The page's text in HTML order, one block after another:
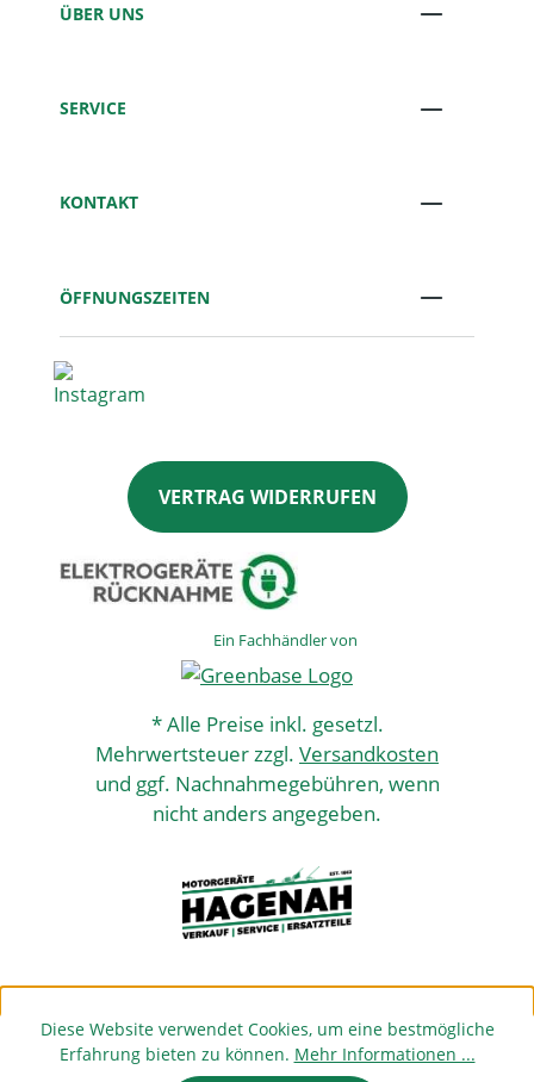
ÜBER UNS
SERVICE
KONTAKT
ÖFFNUNGSZEITEN
VERTRAG WIDERRUFEN
Ein Fachhändler von
* Alle Preise inkl. gesetzl.
Mehrwertsteuer zzgl. Versandkosten
und ggf. Nachnahmegebühren, wenn
nicht anders angegeben.
Diese Website verwendet Cookies, um eine bestmögliche
Erfahrung bieten zu können. Mehr Informationen ...